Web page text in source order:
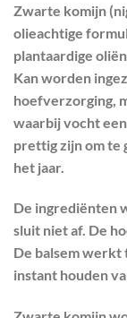
Zwarte komijn
olieachtige
plantaardige
Kan worden
hoefverzorging,
waarbij vocht
prettig zijn om te
het jaar.
De ingrediënten
sluit niet af. De
De balsem werkt
instant houden